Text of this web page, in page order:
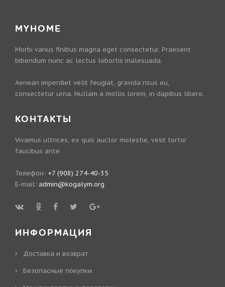
MYHOME
Morbi varius finibus magna eget consectetur. Praesent
bibendum nunc ac lectus lobortis malesuada.
Aenean imperdiet velit feugiat, gravida risus eu,
consectetur urna. Nullam a mollis lorem, in dapibus libero.
КОНТАКТЫ
Vivamus ultrices, ex quis auctor molestie, velit tortor
faucibus ante
Телефон: +7 (908) 274-40-35
E-mail: admin@kogalym.org
ИНФОРМАЦИЯ
Доставка и возврат
Безопасные покупки